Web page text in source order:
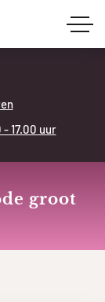
17.00 uur
groot